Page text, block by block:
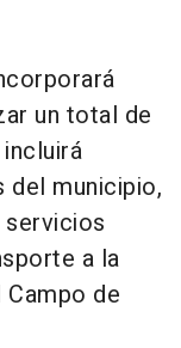
un total de
del municipio,
a la
de